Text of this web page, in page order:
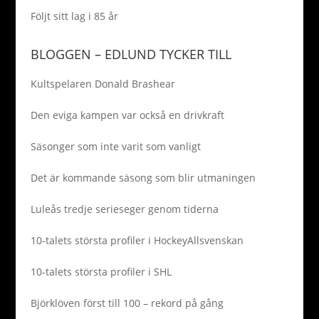
Följt sitt lag i 85 år
BLOGGEN – EDLUND TYCKER TILL
Kultspelaren Donald Brashear
Den eviga kampen var också en drivkraft
Säsonger som inte varit som vanligt
Det är kommande säsong som blir utmaningen
Luleås tredje serieseger genom tiderna
10-talets största profiler i HockeyAllsvenskan
10-talets största profiler i SHL
Björklöven först till 100 – rekord på gång